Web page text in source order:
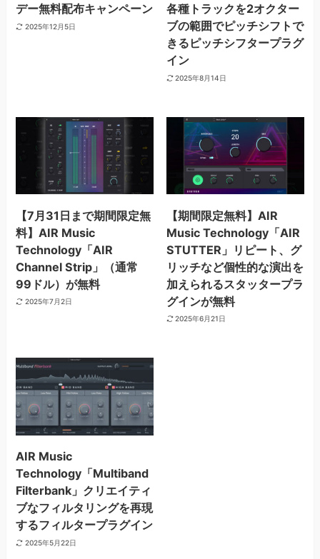
デー無料配布キャンペーン
2025年12月5日
各種トラックを2オクター
ブの範囲でピッチシフトで
きるピッチシフタープラグ
イン
2025年8月14日
【7月31日まで期間限定無
料】AIR Music
Technology「AIR
Channel Strip」（通常
99ドル）が無料
2025年7月2日
【期間限定無料】AIR
Music Technology「AIR
STUTTER」リピート、グ
リッチなど個性的な演出を
加えられるスタッタープラ
グインが無料
2025年6月21日
AIR Music
Technology「Multiband
Filterbank」クリエイティ
ブなフィルタリングを再現
するフィルタープラグイン
2025年5月22日